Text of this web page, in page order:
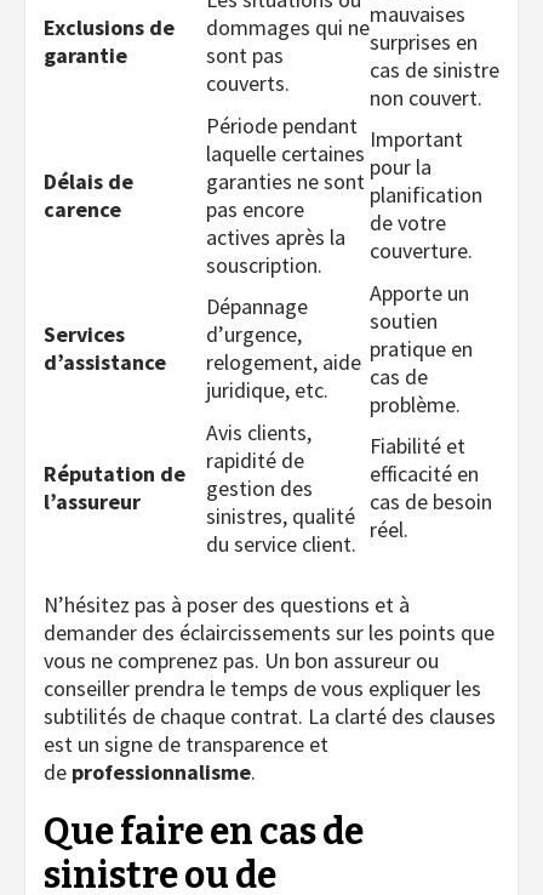
Exclusions de
garantie
dommages qui ne
sont pas
couverts.
mauvaises
surprises en
cas de sinistre
non couvert.
Délais de
carence
Période pendant
laquelle certaines
garanties ne sont
pas encore
actives après la
souscription.
Important
pour la
planification
de votre
couverture.
Services
d’assistance
Dépannage
d’urgence,
relogement, aide
juridique, etc.
Apporte un
soutien
pratique en
cas de
problème.
Réputation de
l’assureur
Avis clients,
rapidité de
gestion des
sinistres, qualité
du service client.
Fiabilité et
efficacité en
cas de besoin
réel.
N’hésitez pas à poser des questions et à
demander des éclaircissements sur les points que
vous ne comprenez pas. Un bon assureur ou
conseiller prendra le temps de vous expliquer les
subtilités de chaque contrat. La clarté des clauses
est un signe de transparence et
de professionnalisme.
Que faire en cas de
sinistre ou de